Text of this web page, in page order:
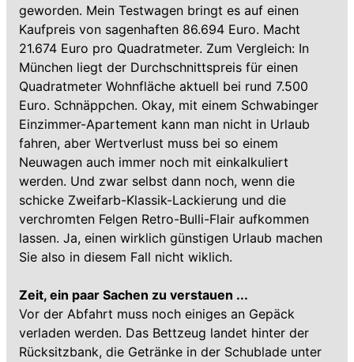
geworden. Mein Testwagen bringt es auf einen
Kaufpreis von sagenhaften 86.694 Euro. Macht
21.674 Euro pro Quadratmeter. Zum Vergleich: In
München liegt der Durchschnittspreis für einen
Quadratmeter Wohnfläche aktuell bei rund 7.500
Euro. Schnäppchen. Okay, mit einem Schwabinger
Einzimmer-Apartement kann man nicht in Urlaub
fahren, aber Wertverlust muss bei so einem
Neuwagen auch immer noch mit einkalkuliert
werden. Und zwar selbst dann noch, wenn die
schicke Zweifarb-Klassik-Lackierung und die
verchromten Felgen Retro-Bulli-Flair aufkommen
lassen. Ja, einen wirklich günstigen Urlaub machen
Sie also in diesem Fall nicht wiklich.
Zeit, ein paar Sachen zu verstauen ...
Vor der Abfahrt muss noch einiges an Gepäck
verladen werden. Das Bettzeug landet hinter der
Rücksitzbank, die Getränke in der Schublade unter